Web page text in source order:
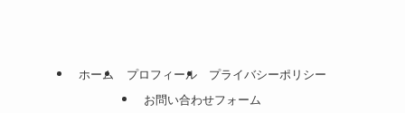
ホーム プロフィール
プライバシーポリシー
お問い合わせフォーム